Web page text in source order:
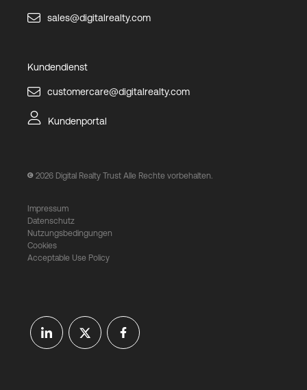
sales@digitalrealty.com
Kundendienst
customercare@digitalrealty.com
Kundenportal
2026 Digital Realty Trust Alle Rechte vorbehalten.
Impressum
Datenschutz
Nutzungsbedingungen
Cookies
Acceptable Use Policy